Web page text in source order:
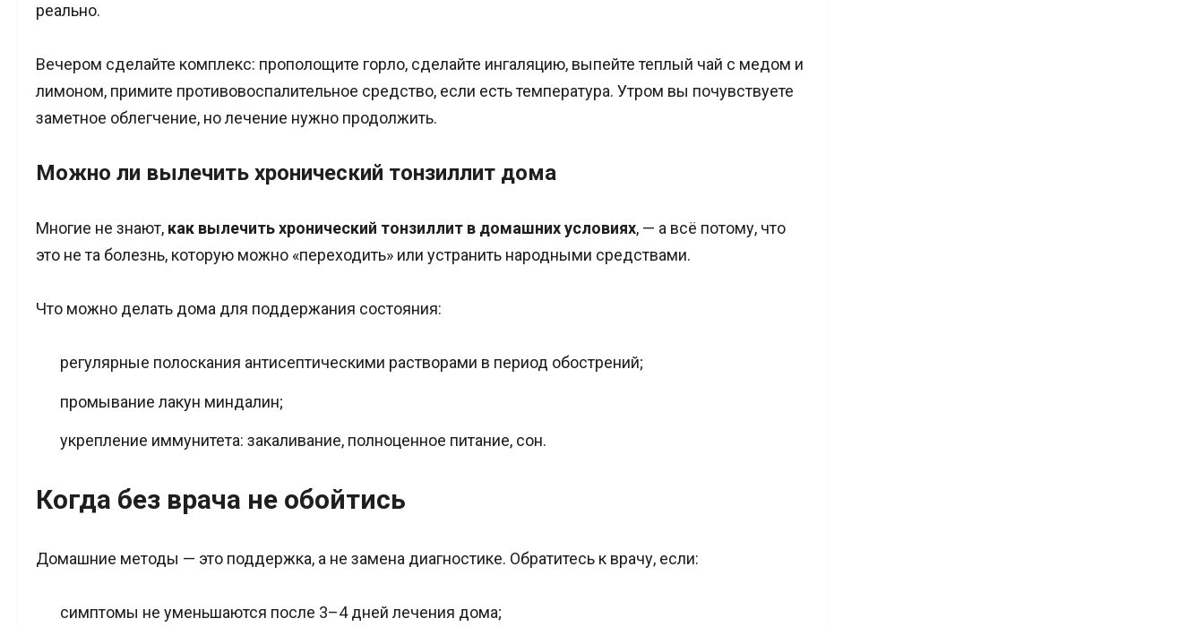
реально.
Вечером сделайте комплекс: прополощите горло, сделайте ингаляцию, выпейте теплый чай с медом и
лимоном, примите противовоспалительное средство, если есть температура. Утром вы почувствуете
заметное облегчение, но лечение нужно продолжить.
Можно ли вылечить хронический тонзиллит дома
Многие не знают, как вылечить хронический тонзиллит в домашних условиях, — а всё потому, что
это не та болезнь, которую можно «переходить» или устранить народными средствами.
Что можно делать дома для поддержания состояния:
регулярные полоскания антисептическими растворами в период обострений;
промывание лакун миндалин;
укрепление иммунитета: закаливание, полноценное питание, сон.
Когда без врача не обойтись
Домашние методы — это поддержка, а не замена диагностике. Обратитесь к врачу, если:
симптомы не уменьшаются после 3–4 дней лечения дома;